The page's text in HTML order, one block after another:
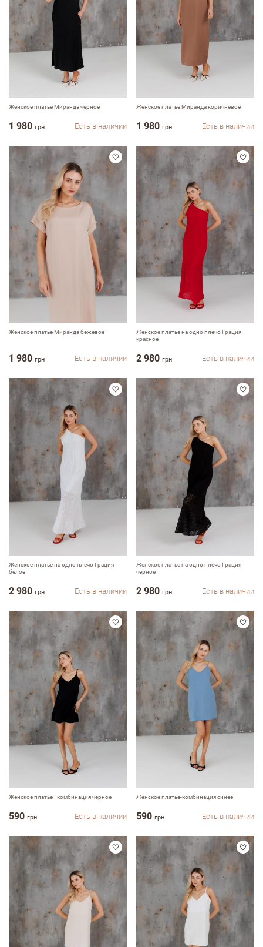
Женское платье Миранда черное
1 980 грн Есть в наличии
Женское платье Миранда коричневое
1 980 грн Есть в наличии
Женское платье Миранда бежевое
1 980 грн Есть в наличии
Женское платье на одно плечо Грация
красное
2 980 грн Есть в наличии
Женское платье на одно плечо Грация
белое
2 980 грн Есть в наличии
Женское платье на одно плечо Грация
черное
2 980 грн Есть в наличии
Женское платье–комбинация черное
590 грн Есть в наличии
Женское платье-комбинация синее
590 грн Есть в наличии
Недостатки
Оцените, пожалуйста